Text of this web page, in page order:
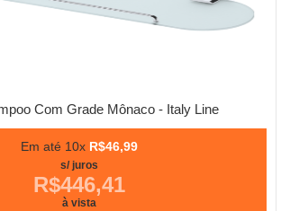
Com Grade Mônaco - Italy Line
Em até 10x R$46,99
s/ juros
R$446,41
à vista